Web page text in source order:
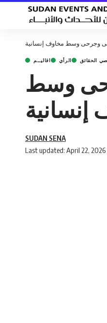
وجرحى وسط مخاوف إنسانية
اقاليــم الرأي الحقائق
وسط
Last updated: April 22, 2026
SUDAN SENA